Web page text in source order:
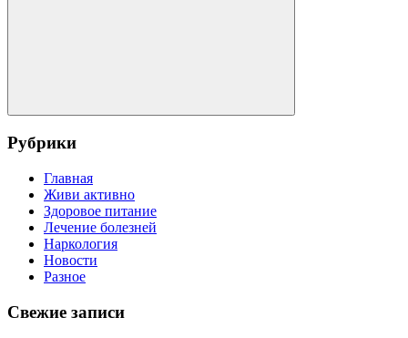
Поиск
Рубрики
Главная
Живи активно
Здоровое питание
Лечение болезней
Наркология
Новости
Разное
Свежие записи